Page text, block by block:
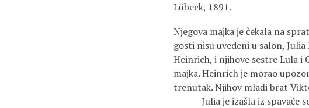
Lübeck, 1891.
Njegova majka je čekala na
gosti nisu uvedeni u salon,
Heinrich, i njihove sestre Lula i
majka. Heinrich je morao
trenutak. Njihov mlađi brat
Julia je izašla iz spavaće